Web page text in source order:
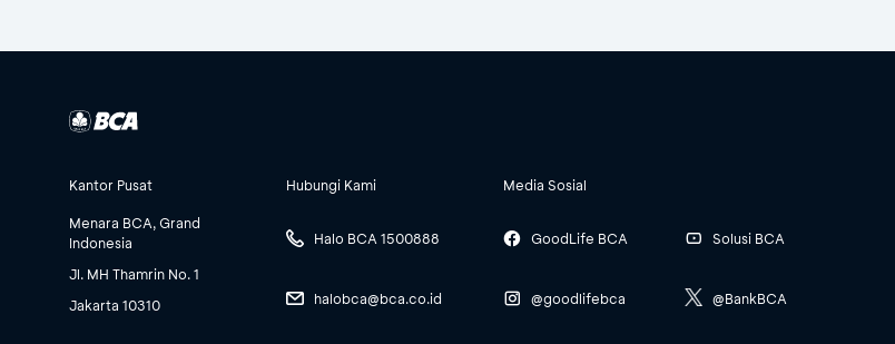
Kantor Pusat
Menara BCA, Grand
Indonesia
Jl. MH Thamrin No. 1
Jakarta 10310
Hubungi Kami
Halo BCA 1500888
halobca@bca.co.id
Media Sosial
GoodLife BCA
@goodlifebca
Solusi BCA
@BankBCA